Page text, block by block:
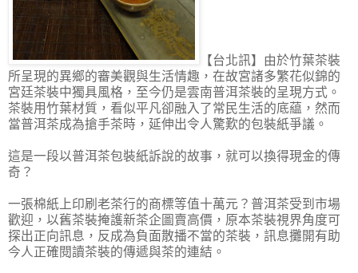
【台北訊】由於竹葉茶裝
所呈現的異鄉的審美觀與生活情趣，在故宮諸多繁花似錦的
宮廷茶裝中獨具風格，至今仍是雲南普洱茶裝的呈現方式。
茶裝用竹葉材質，看似平凡卻融入了常民生活的底藴，然而
當普洱茶成為搶手茶時，延伸出令人驚歎的包裝紙爭議。
這是一段以普洱茶包裝紙訴說的故事，就可以換得現金的傳
奇？
一張棉紙上印刷老茶行的商標等值十萬元？普洱茶受到市場
歡迎，以舊茶裝掩護新茶企圖賣高價，原本茶裝視界角度可
探出正向訊息，反成為負面散播不當的茶裝，訊息攤開有助
今人正確閱讀茶裝的傳遞與茶的連結。